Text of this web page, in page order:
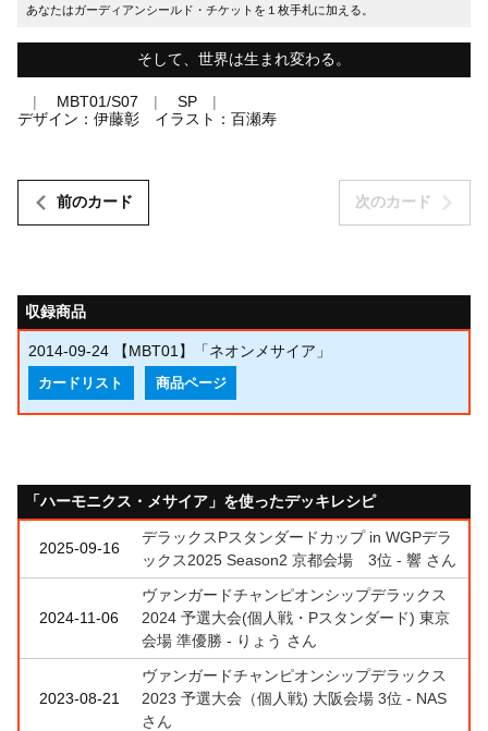
あなたはガーディアンシールド・チケットを１枚手札に加える。
そして、世界は生まれ変わる。
MBT01/S07
SP
デザイン：伊藤彰 イラスト：百瀬寿
前のカード 次のカード
収録商品
2014-09-24 【MBT01】「ネオンメサイア」
カードリスト 商品ページ
「ハーモニクス・メサイア」を使ったデッキレシピ
2025-09-16
デラックスPスタンダードカップ in WGPデラ
ックス2025 Season2 京都会場 3位 - 響 さん
2024-11-06
ヴァンガードチャンピオンシップデラックス
2024 予選大会(個人戦・Pスタンダード) 東京
会場 準優勝 - りょう さん
2023-08-21
ヴァンガードチャンピオンシップデラックス
2023 予選大会（個人戦) 大阪会場 3位 - NAS
さん